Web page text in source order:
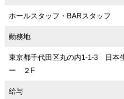
ホールスタッフ・BARスタッフ
勤務地
東京都千代田区丸の内1-1-3 日本
ー ２F
給与